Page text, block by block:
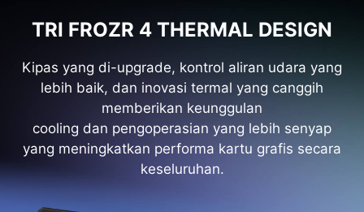
TRI FROZR 4 THERMAL DESIGN
Kipas yang di-upgrade, kontrol aliran udara yang
lebih baik, dan inovasi termal yang canggih
memberikan keunggulan
cooling dan pengoperasian yang lebih senyap
yang meningkatkan performa kartu grafis secara
keseluruhan.